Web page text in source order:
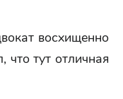
восхищенно
тут отличная